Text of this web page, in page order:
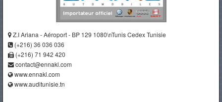
Z.I Ariana - Aéroport - BP 129 1080\nTunis Cedex Tunisie
(+216) 36 036 036
(+216) 71 942 420
contact@ennakl.com
www.ennakl.com
www.auditunisie.tn